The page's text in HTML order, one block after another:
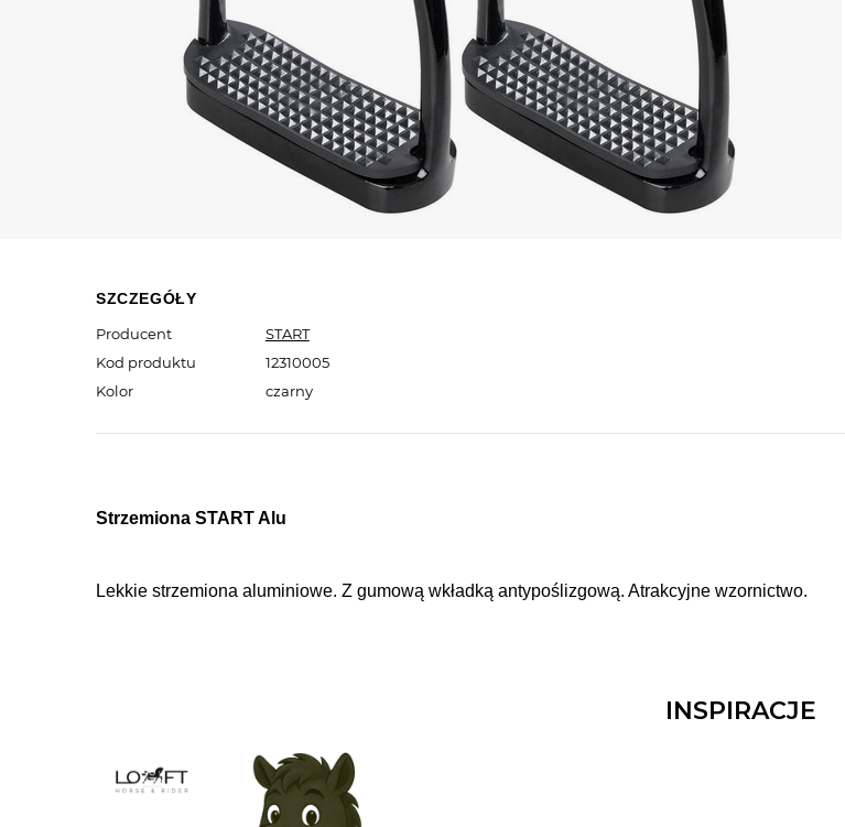
SZCZEGÓŁY
Producent
START
Kod produktu
12310005
Kolor
czarny
Strzemiona START Alu
Lekkie strzemiona aluminiowe. Z gumową wkładką antypoślizgową. Atrakcyjne wzornictwo.
INSPIRACJE